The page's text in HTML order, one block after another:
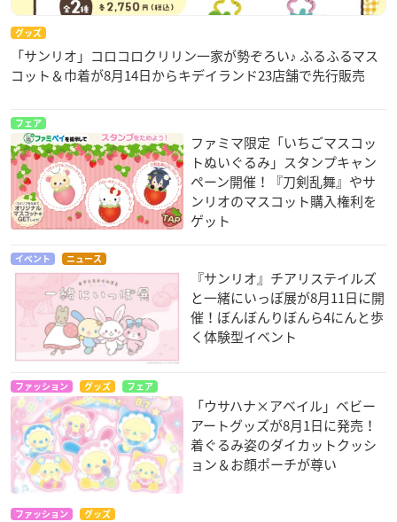
グッズ
「サンリオ」コロコロクリリン一家が勢ぞろい♪ ふるふるマス
コット＆巾着が8月14日からキデイランド23店舗で先行販売
フェア
ファミマ限定「いちごマスコッ
トぬいぐるみ」スタンプキャン
ペーン開催！『刀剣乱舞』やサ
ンリオのマスコット購入権利を
ゲット
イベント ニュース
『サンリオ』チアリステイルズ
と一緒にいっぽ展が8月11日に開
催！ぼんぼんりぼんら4にんと歩
く体験型イベント
ファッション グッズ フェア
「ウサハナ×アベイル」ベビー
アートグッズが8月1日に発売！
着ぐるみ姿のダイカットクッシ
ョン＆お顔ポーチが尊い
ファッション グッズ